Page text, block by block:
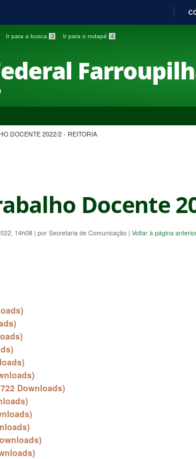
Ir para a busca 3 Ir para o rodapé 4
DOCENTE 2022/2 - REITORIA
Docente
14h08 | por Secretaria de Comunicação | Voltar à página
Downloads)